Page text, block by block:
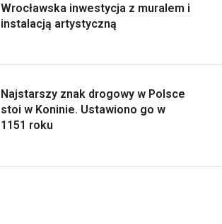
Wrocławska inwestycja z muralem i
instalacją artystyczną
Najstarszy znak drogowy w Polsce
stoi w Koninie. Ustawiono go w
1151 roku